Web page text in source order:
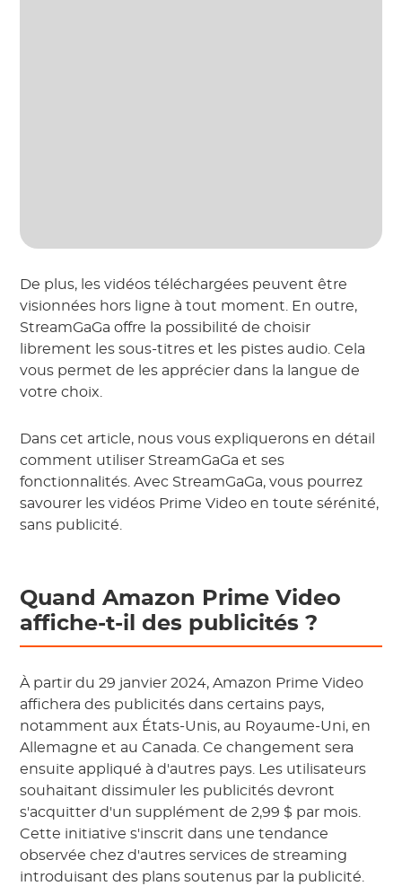
De plus, les vidéos téléchargées peuvent être
visionnées hors ligne à tout moment. En outre,
StreamGaGa offre la possibilité de choisir
librement les sous-titres et les pistes audio. Cela
vous permet de les apprécier dans la langue de
votre choix.
Dans cet article, nous vous expliquerons en détail
comment utiliser StreamGaGa et ses
fonctionnalités. Avec StreamGaGa, vous pourrez
savourer les vidéos Prime Video en toute sérénité,
sans publicité.
Quand Amazon Prime Video
affiche-t-il des publicités ?
À partir du 29 janvier 2024, Amazon Prime Video
affichera des publicités dans certains pays,
notamment aux États-Unis, au Royaume-Uni, en
Allemagne et au Canada. Ce changement sera
ensuite appliqué à d'autres pays. Les utilisateurs
souhaitant dissimuler les publicités devront
s'acquitter d'un supplément de 2,99 $ par mois.
Cette initiative s'inscrit dans une tendance
observée chez d'autres services de streaming
introduisant des plans soutenus par la publicité.